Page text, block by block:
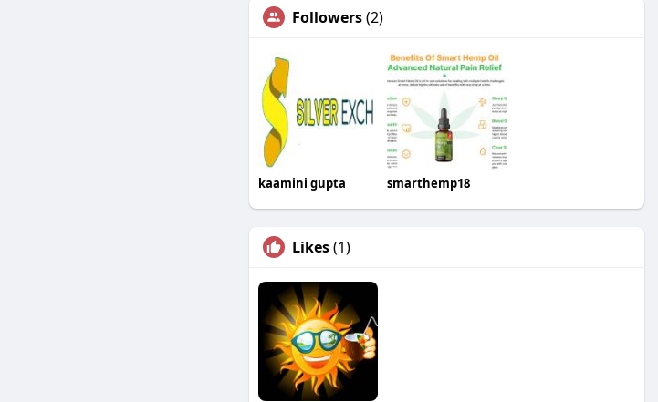
Followers(2)
kaamini gupta smarthemp18
Likes(1)